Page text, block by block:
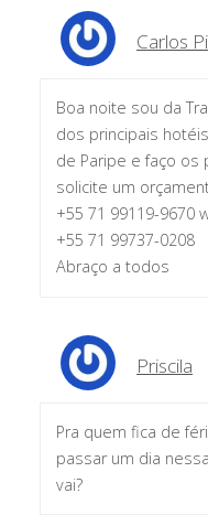
Carlos
Boa noite sou da
dos principais
de Paripe e faço os
solicite um
+55 71 99119-9670
+55 71 99737-0208
Abraço a todos
Priscila
Pra quem fica de
passar um dia
vai?